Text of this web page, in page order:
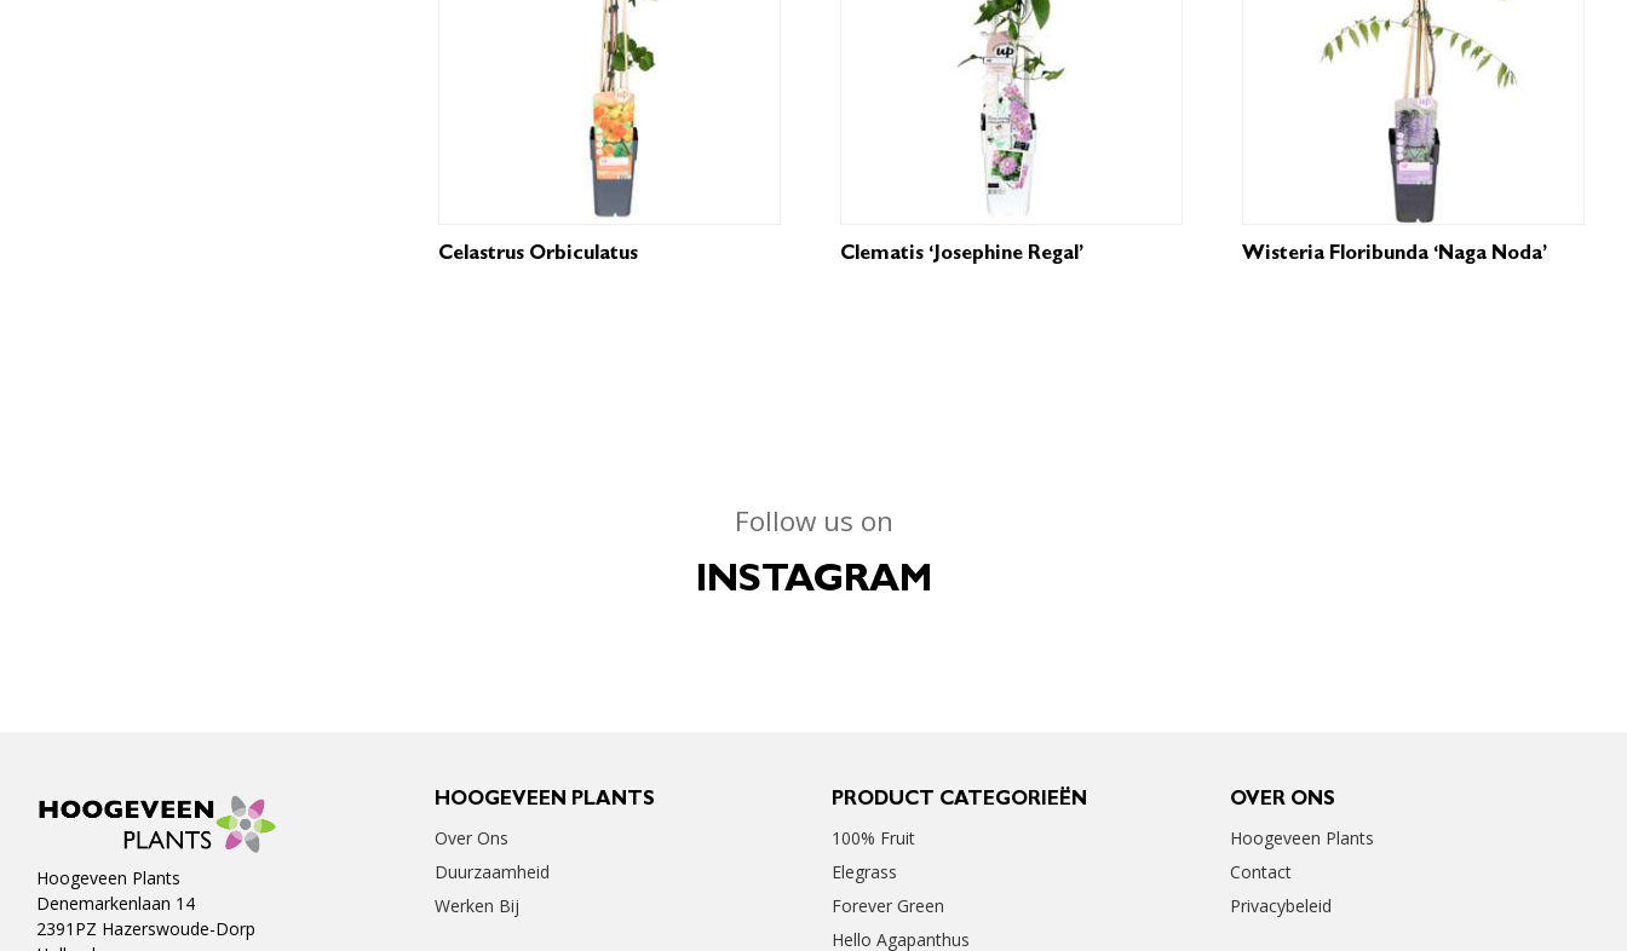
Celastrus Orbiculatus Clematis ‘Josephine Regal’ Wisteria Floribunda ‘Naga Noda’
Follow us on
INSTAGRAM
Hoogeveen Plants
Denemarkenlaan 14
2391PZ Hazerswoude-Dorp
HOOGEVEEN PLANTS
Over Ons
Duurzaamheid
Werken Bij
PRODUCT CATEGORIEËN
100% Fruit
Elegrass
Forever Green
Hello Agapanthus
OVER ONS
Hoogeveen Plants
Contact
Privacybeleid